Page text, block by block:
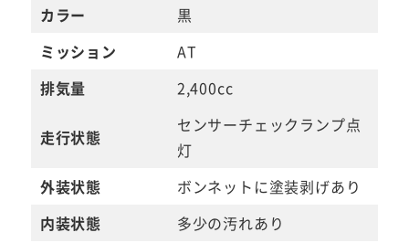
カラー
黒
ミッション
AT
排気量
2,400cc
走行状態
センサーチェックランプ点
灯
外装状態
ボンネットに塗装剥げあり
内装状態
多少の汚れあり